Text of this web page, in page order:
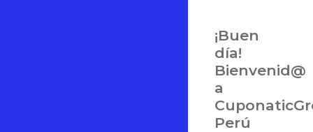
¡Buen
día!
Bienvenid@
a
Perú